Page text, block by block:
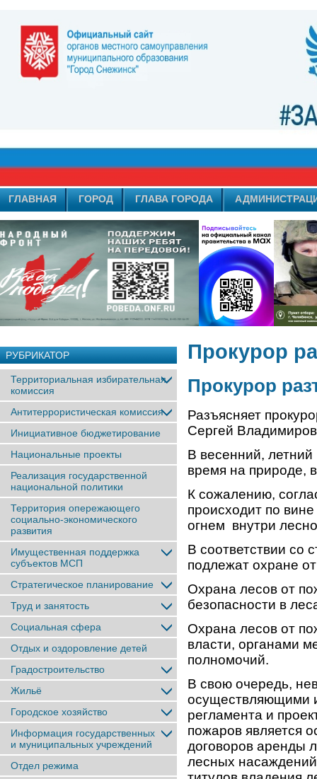
ГЛАВНАЯ ГОРОД ГЛАВА ГОРОДА
РУБРИКАТОР
Территориальная избирательная
комиссия
Антитеррористическая комиссия
Инициативное бюджетирование
Национальные проекты
Реализация государственной
национальной политики
Территория опережающего
социально-экономического
развития
Имущественная поддержка
субъектов МСП
Стратегическое планирование
Труд и занятость
Социальная сфера
Отдых и оздоровление детей
Градостроительство
Жильё
Городское хозяйство
Информация государственных
и муниципальных учреждений
Отдел режима
Прокурор
Прокурор
Разъясняет
Сергей
В весенний,
время на природе,
К сожалению,
происходит по
огнем внутри
В соответствии со
подлежат охране
Охрана лесов от
безопасности в
Охрана лесов от
власти, органами
полномочий.
В свою очередь,
осуществляющими
регламента и
пожаров является
договоров аренды
лесных